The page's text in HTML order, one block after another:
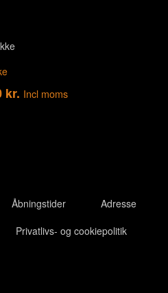
kr. Incl moms
Åbningstider
Adresse
Privatlivs- og cookiepolitik